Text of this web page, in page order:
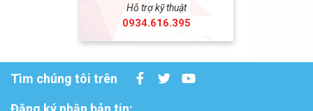
Hỗ trợ kỹ thuật
0934.616.395
Tìm chúng tôi trên